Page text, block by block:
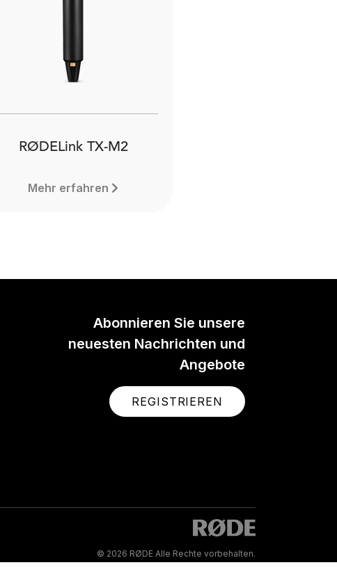
RØDELink TX-M2
Mehr erfahren
handheld condenser
delivering crystal clear audio.
Abonnieren Sie unsere
neuesten Nachrichten und
Angebote
REGISTRIEREN
© 2026 RØDE Alle Rechte vorbehalten.